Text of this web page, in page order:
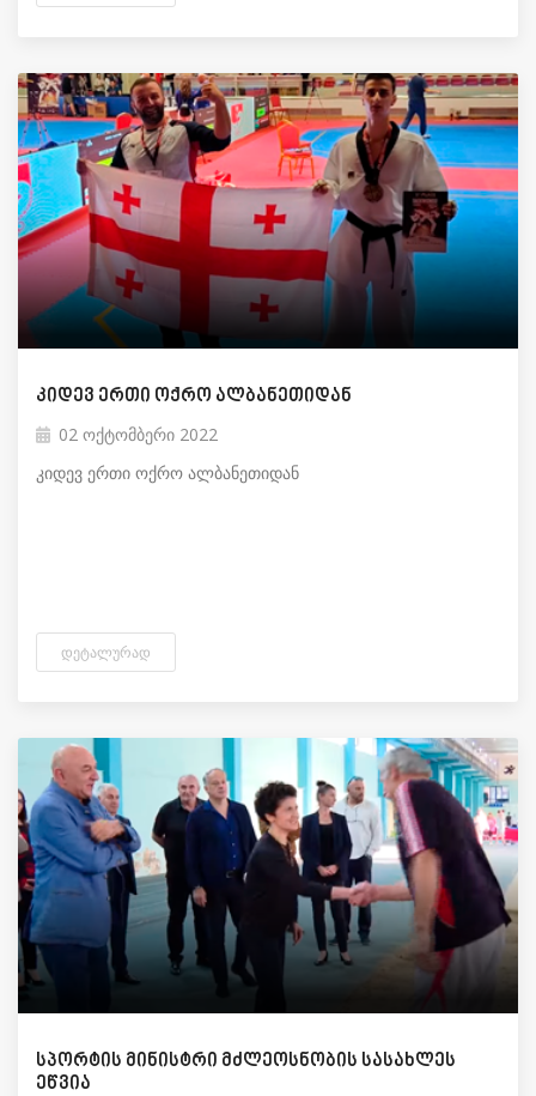
კიდევ ერთი ოქრო ალბანეთიდან
02 ოქტომბერი 2022
კიდევ ერთი ოქრო ალბანეთიდან
ᲓᲔᲢᲐᲚᲣᲠᲐᲓ
სპორტის მინისტრი მძლეოსნობის სასახლეს
ეწვია